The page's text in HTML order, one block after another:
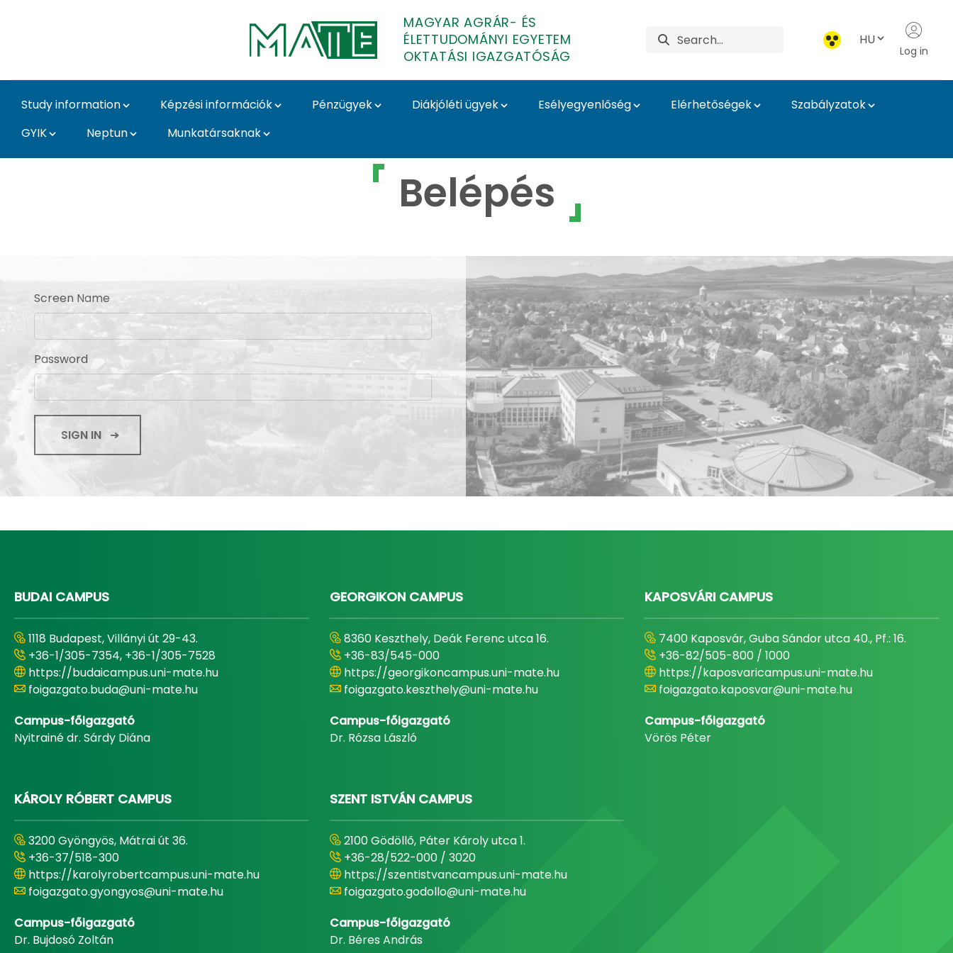
MAGYAR AGRÁR- ÉS
ÉLETTUDOMÁNYI EGYETEM
OKTATÁSI IGAZGATÓSÁG
HU
Log in
Study information Képzési információk Pénzügyek Diákjóléti ügyek Esélyegyenlőség Elérhetőségek
Szabályzatok
GYIK
Neptun Munkatársaknak
Bejelentkezés - MATE Oktatási Igazgatóság
Belépés
Sign In
Screen Name
Password
SIGN IN
BUDAI CAMPUS
1118 Budapest, Villányi út 29-43.
+36-1/305-7354, +36-1/305-7528
https://budaicampus.uni-mate.hu
foigazgato.buda@uni-mate.hu
Campus-főigazgató
Nyitrainé dr. Sárdy Diána
GEORGIKON CAMPUS
8360 Keszthely, Deák Ferenc utca 16.
+36-83/545-000
https://georgikoncampus.uni-mate.hu
foigazgato.keszthely@uni-mate.hu
Campus-főigazgató
Dr. Rózsa László
KAPOSVÁRI CAMPUS
7400 Kaposvár, Guba Sándor utca 40., Pf.: 16.
+36-82/505-800 / 1000
https://kaposvaricampus.uni-mate.hu
foigazgato.kaposvar@uni-mate.hu
Campus-főigazgató
Vörös Péter
KÁROLY RÓBERT CAMPUS
3200 Gyöngyös, Mátrai út 36.
+36-37/518-300
https://karolyrobertcampus.uni-mate.hu
foigazgato.gyongyos@uni-mate.hu
Campus-főigazgató
Dr. Bujdosó Zoltán
SZENT ISTVÁN CAMPUS
2100 Gödöllő, Páter Károly utca 1.
+36-28/522-000 / 3020
https://szentistvancampus.uni-mate.hu
foigazgato.godollo@uni-mate.hu
Campus-főigazgató
Dr. Béres András